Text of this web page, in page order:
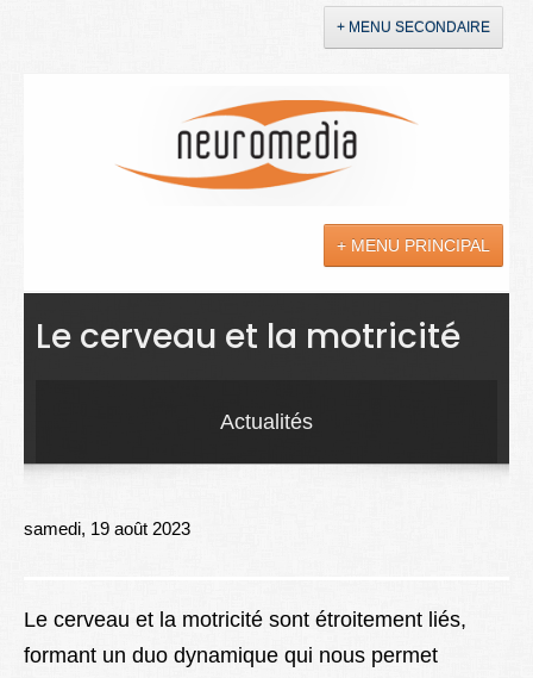
+ MENU SECONDAIRE
+ MENU PRINCIPAL
Actualités
Soins
Droit
Better Health
Le cerveau et la motricité
Actualités
samedi, 19 août 2023
Le cerveau et la motricité sont étroitement liés,
formant un duo dynamique qui nous permet